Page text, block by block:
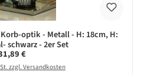
optik - Metall - H: 18cm, H:
schwarz - 2er Set
Preis:
€
zzgl. Versandkosten